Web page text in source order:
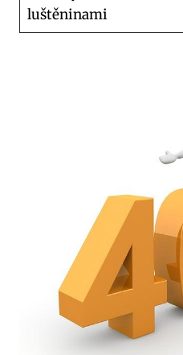
luštěninami